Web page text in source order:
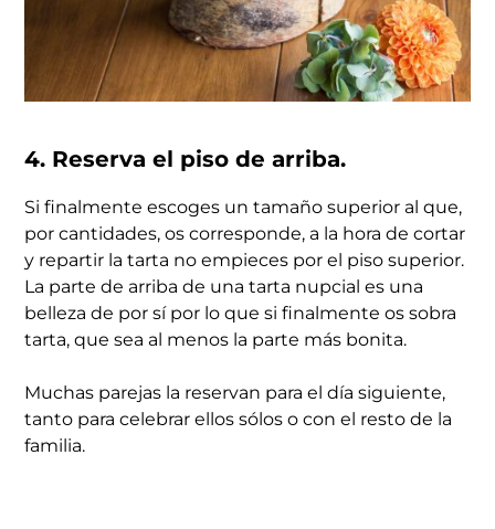
4. Reserva el piso de arriba.
Si finalmente escoges un tamaño superior al que,
por cantidades, os corresponde, a la hora de cortar
y repartir la tarta no empieces por el piso superior.
La parte de arriba de una tarta nupcial es una
belleza de por sí por lo que si finalmente os sobra
tarta, que sea al menos la parte más bonita.
Muchas parejas la reservan para el día siguiente,
tanto para celebrar ellos sólos o con el resto de la
familia.